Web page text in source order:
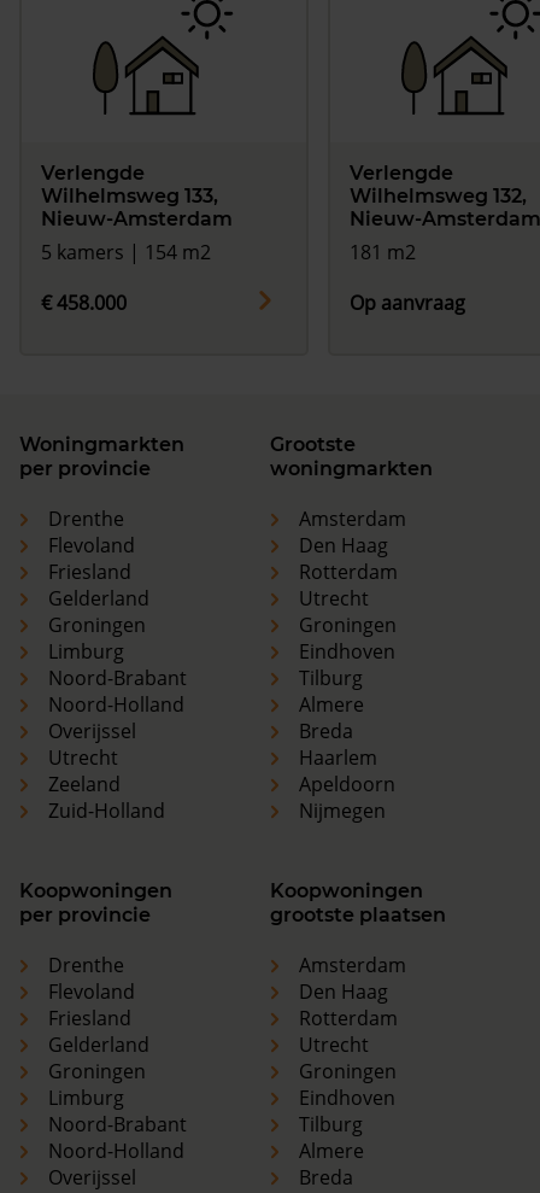
Verlengde
Wilhelmsweg 133,
Nieuw-Amsterdam
5 kamers | 154 m2
€ 458.000
Verlengde
Wilhelmsweg 132,
Nieuw-Amsterdam
181 m2
Op aanvraag
Woningmarkten
per provincie
Drenthe
Flevoland
Friesland
Gelderland
Groningen
Limburg
Noord-Brabant
Noord-Holland
Overijssel
Utrecht
Zeeland
Zuid-Holland
Grootste
woningmarkten
Amsterdam
Den Haag
Rotterdam
Utrecht
Groningen
Eindhoven
Tilburg
Almere
Breda
Haarlem
Apeldoorn
Nijmegen
Koopwoningen
per provincie
Drenthe
Flevoland
Friesland
Gelderland
Groningen
Limburg
Noord-Brabant
Noord-Holland
Overijssel
Koopwoningen
grootste plaatsen
Amsterdam
Den Haag
Rotterdam
Utrecht
Groningen
Eindhoven
Tilburg
Almere
Breda